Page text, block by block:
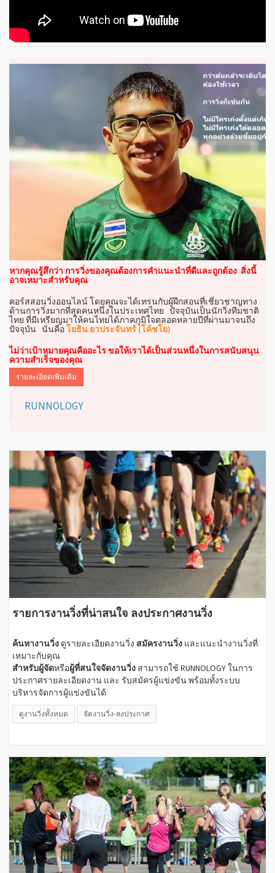
หากคุณรู้สึกว่า การวิ่งของคุณต้องการคำแนะนำที่ดีและถูกต้อง สิ่งนี้
อาจเหมาะสำหรับคุณ
คอร์สสอนวิ่งออนไลน์ โดยคุณจะได้เทรนกับผู้ฝึกสอนที่เชี่ยวชาญทาง
ด้านการวิ่งมากที่สุดคนหนึ่งในประเทศไทย ปัจจุบันเป็นนักวิ่งทีมชาติ
ไทย ที่มีเหรียญมาให้คนไทยได้ภาคภูมิใจตลอดหลายปีที่ผ่านมาจนถึง
ปัจจุบัน นั่นคือโยธิน ยาประจันทร์ (โค้ชโย)
ไม่ว่าเป้าหมายคุณคืออะไร ขอให้เราได้เป็นส่วนหนึ่งในการสนับสนุน
ความสำเร็จของคุณ
รายละเอียดเพิ่มเติม
RUNNOLOGY
รายการงานวิ่งที่น่าสนใจ ลงประกาศงานวิ่ง
ค้นหางานวิ่ง ดูรายละเอียดงานวิ่ง สมัครงานวิ่ง และแนะนำงานวิ่งที่
เหมาะกับคุณ
สำหรับผู้จัดหรือผู้ที่สนใจจัดงานวิ่ง สามารถใช้ RUNNOLOGY ในการ
ประกาศรายละเอียดงาน และ รับสมัครผู้แข่งขัน พร้อมทั้งระบบ
บริหารจัดการผู้แข่งขันได้
ดูงานวิ่งทั้งหมด จัดงานวิ่ง-ลงประกาศ